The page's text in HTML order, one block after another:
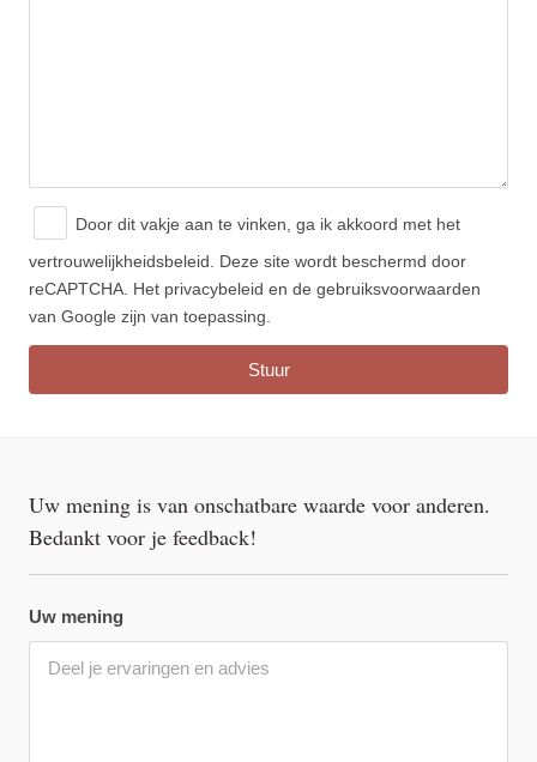
Door dit vakje aan te vinken, ga ik akkoord met het
vertrouwelijkheidsbeleid.
Deze site wordt beschermd door
reCAPTCHA. Het privacybeleid en de gebruiksvoorwaarden
van Google zijn van toepassing.
Uw mening is van onschatbare waarde voor anderen.
Bedankt voor je feedback!
Uw mening